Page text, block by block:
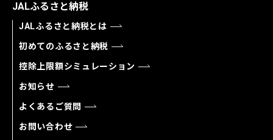
JALふるさと納税
JALふるさと納税とは
初めてのふるさと納税
控除上限額シミュレーション
お知らせ
よくあるご質問
お問い合わせ